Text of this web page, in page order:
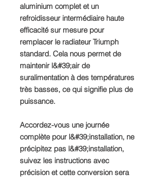
aluminium complet et un
refroidisseur intermédiaire haute
efficacité sur mesure pour
remplacer le radiateur Triumph
standard. Cela nous permet de
maintenir l&#39;air de
suralimentation à des températures
très basses, ce qui signifie plus de
puissance.
Accordez-vous une journée
complète pour l&#39;installation, ne
précipitez pas l&#39;installation,
suivez les instructions avec
précision et cette conversion sera